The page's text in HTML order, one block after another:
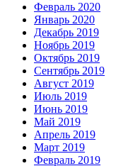
Февраль 2020
Январь 2020
Декабрь 2019
Ноябрь 2019
Октябрь 2019
Сентябрь 2019
Август 2019
Июль 2019
Июнь 2019
Май 2019
Апрель 2019
Март 2019
Февраль 2019